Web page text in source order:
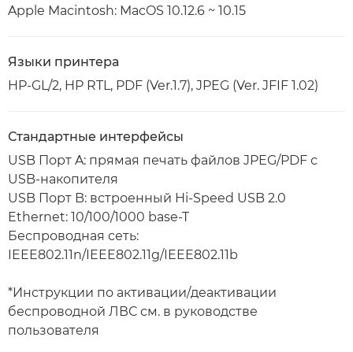
Apple Macintosh: MacOS 10.12.6 ~ 10.15
Языки принтера
HP-GL/2, HP RTL, PDF (Ver.1.7), JPEG (Ver. JFIF 1.02)
Стандартные интерфейсы
USB Порт A: прямая печать файлов JPEG/PDF с
USB-накопителя
USB Порт B: встроенный Hi-Speed USB 2.0
Ethernet: 10/100/1000 base-T
Беспроводная сеть:
IEEE802.11n/IEEE802.11g/IEEE802.11b
*Инструкции по активации/деактивации
беспроводной ЛВС см. в руководстве
пользователя